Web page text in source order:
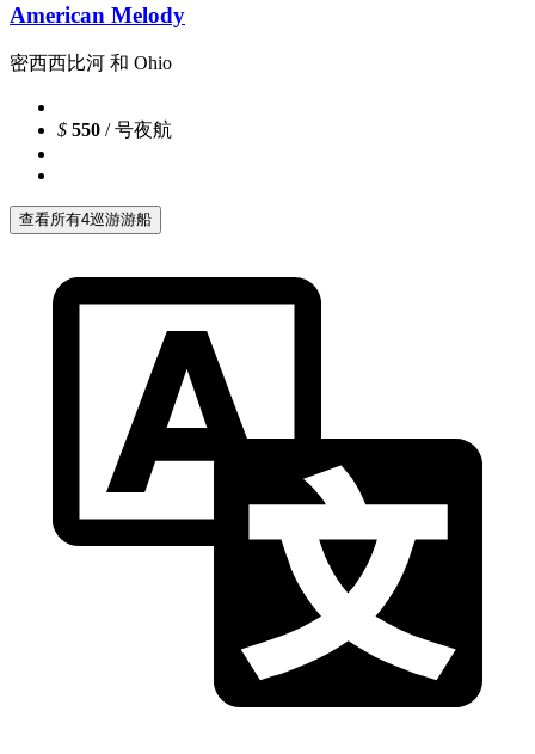
American Melody
密西西比河 和 Ohio
$ 550 / 号夜航
查看所有4巡游游船